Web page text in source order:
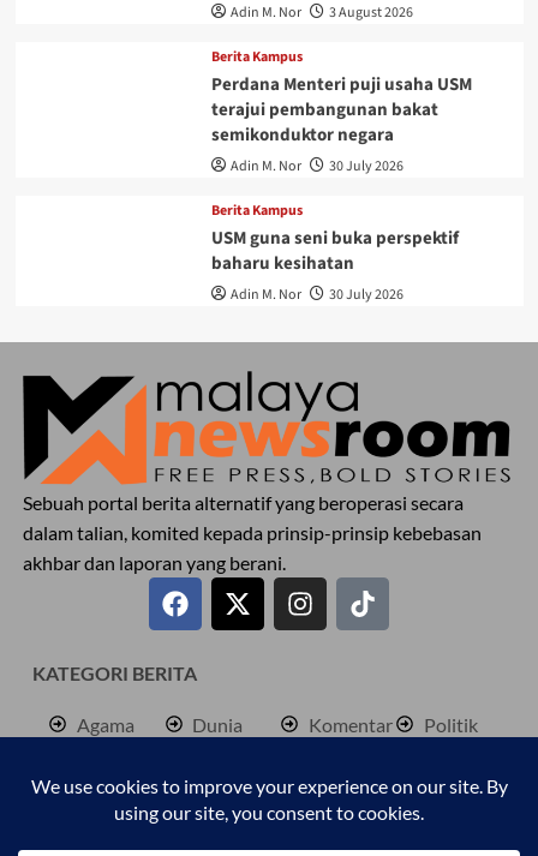
Adin M. Nor 3 August 2026
Berita Kampus
Perdana Menteri puji usaha USM
terajui pembangunan bakat
semikonduktor negara
Adin M. Nor 30 July 2026
Berita Kampus
USM guna seni buka perspektif
baharu kesihatan
Adin M. Nor 30 July 2026
Sebuah portal berita alternatif yang beroperasi secara
dalam talian, komited kepada prinsip-prinsip kebebasan
akhbar dan laporan yang berani.
KATEGORI BERITA
Agama
Berita
Bisnes
Dunia
Jenayah
Kembara
Komentar
Palestine
Pendidkan
Politik
Sukan